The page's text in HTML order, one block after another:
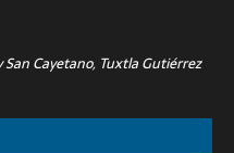
San Cayetano, Tuxtla Gutiérrez